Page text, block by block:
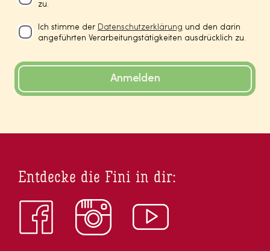
zu.
Ich stimme der Datenschutzerklärung und den darin
angeführten Verarbeitungstätigkeiten ausdrücklich zu.
Anmelden
Entdecke die Fini in dir: